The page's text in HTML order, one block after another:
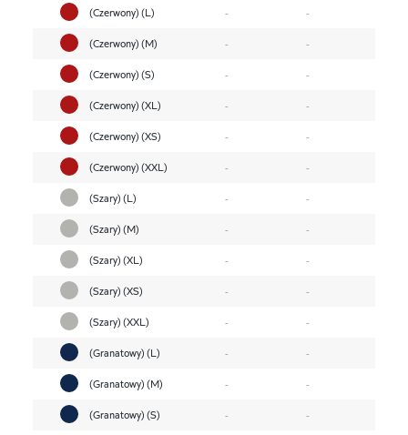
(Czerwony) (L)
-
-
(Czerwony) (M)
-
-
(Czerwony) (S)
-
-
(Czerwony) (XL)
-
-
(Czerwony) (XS)
-
-
(Czerwony) (XXL)
-
-
(Szary) (L)
-
-
(Szary) (M)
-
-
(Szary) (XL)
-
-
(Szary) (XS)
-
-
(Szary) (XXL)
-
-
(Granatowy) (L)
-
-
(Granatowy) (M)
-
-
(Granatowy) (S)
- -